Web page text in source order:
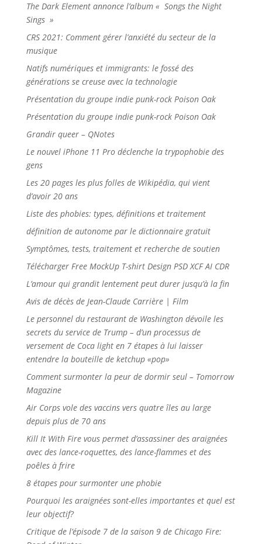
The Dark Element annonce l’album « Songs the Night
Sings »
CRS 2021: Comment gérer l’anxiété du secteur de la
musique
Natifs numériques et immigrants: le fossé des
générations se creuse avec la technologie
Présentation du groupe indie punk-rock Poison Oak
Présentation du groupe indie punk-rock Poison Oak
Grandir queer – QNotes
Le nouvel iPhone 11 Pro déclenche la trypophobie des
gens
Les 20 pages les plus folles de Wikipédia, qui vient
d’avoir 20 ans
Liste des phobies: types, définitions et traitement
définition de autonome par le dictionnaire gratuit
Symptômes, tests, traitement et recherche de soutien
Télécharger Free MockUp T-shirt Design PSD XCF AI CDR
L’amour qui grandit lentement peut durer jusqu’à la fin
Avis de décès de Jean-Claude Carrière | Film
Le personnel du restaurant de Washington dévoile les
secrets du service de Trump – d’un processus de
versement de Coca light en 7 étapes à lui laisser
entendre la bouteille de ketchup «pop»
Comment surmonter la peur de dormir seul – Tomorrow
Magazine
Air Corps vole des vaccins vers quatre îles au large
depuis plus de 70 ans
Kill It With Fire vous permet d’assassiner des araignées
avec des lance-roquettes, des lance-flammes et des
poêles à frire
8 étapes pour surmonter une phobie
Pourquoi les araignées sont-elles importantes et quel est
leur objectif?
Critique de l’épisode 7 de la saison 9 de Chicago Fire: